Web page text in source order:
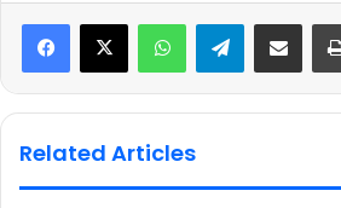
WhatsAppTelegramShare via Email
Related Articles